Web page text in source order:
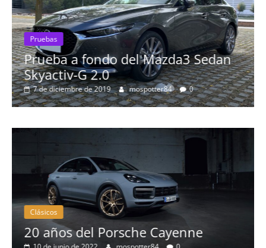
Pruebas
Probamos el Audi Q8 50 TDI: el
más espectacular de la marca
8 de septiembre de 2019 Nacho 0
Clásicos